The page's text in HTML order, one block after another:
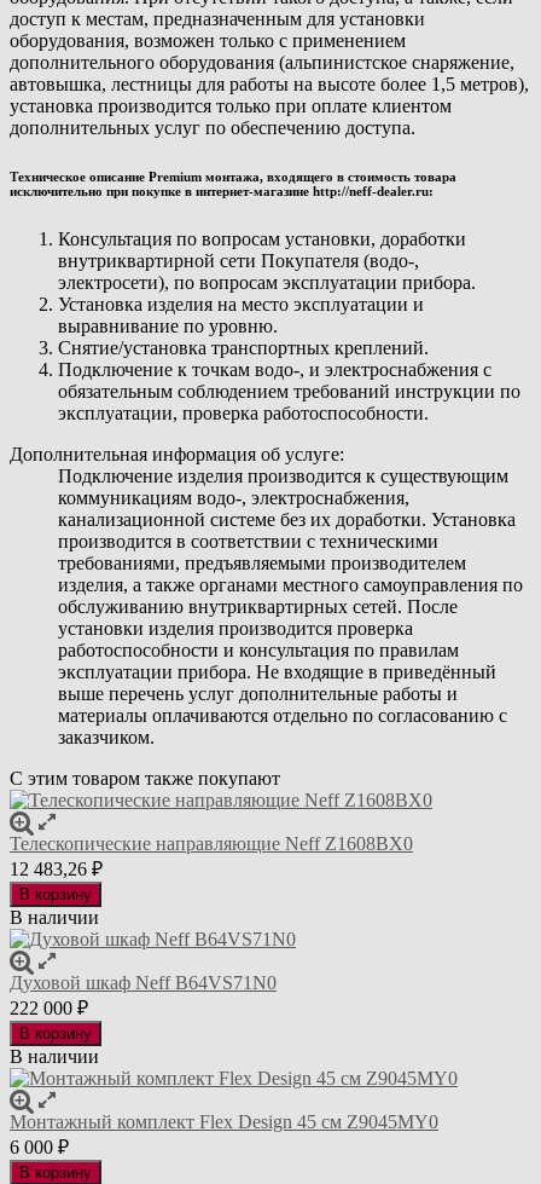
доступ к местам, предназначенным для установки
оборудования, возможен только с применением
дополнительного оборудования (альпинистское снаряжение,
автовышка, лестницы для работы на высоте более 1,5 метров),
установка производится только при оплате клиентом
дополнительных услуг по обеспечению доступа.
Техническое описание Premium монтажа, входящего в стоимость товара
исключительно при покупке в интернет-магазине http://neff-dealer.ru:
Консультация по вопросам установки, доработки
внутриквартирной сети Покупателя (водо-,
электросети), по вопросам эксплуатации прибора.
Установка изделия на место эксплуатации и
выравнивание по уровню.
Снятие/установка транспортных креплений.
Подключение к точкам водо-, и электроснабжения с
обязательным соблюдением требований инструкции по
эксплуатации, проверка работоспособности.
Дополнительная информация об услуге:
Подключение изделия производится к существующим
коммуникациям водо-, электроснабжения,
канализационной системе без их доработки. Установка
производится в соответствии с техническими
требованиями, предъявляемыми производителем
изделия, а также органами местного самоуправления по
обслуживанию внутриквартирных сетей. После
установки изделия производится проверка
работоспособности и консультация по правилам
эксплуатации прибора. Не входящие в приведённый
выше перечень услуг дополнительные работы и
материалы оплачиваются отдельно по согласованию с
заказчиком.
С этим товаром также покупают
Телескопические направляющие Neff Z1608BX0
12 483,26 ₽
В корзину
В наличии
Духовой шкаф Neff B64VS71N0
222 000 ₽
В корзину
В наличии
Монтажный комплект Flex Design 45 см Z9045MY0
6 000 ₽
В корзину